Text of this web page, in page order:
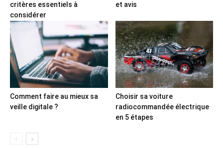
critères essentiels à
considérer
et avis
Comment faire au mieux sa
veille digitale ?
Choisir sa voiture
radiocommandée électrique
en 5 étapes